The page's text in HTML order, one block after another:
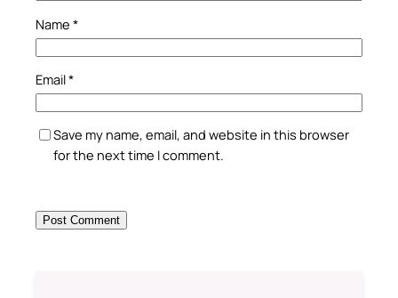
Name *
Email*
Save my name, email, and website in this browser
for the next time I comment.